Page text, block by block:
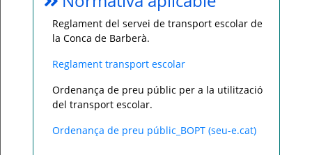
Reglament del servei de transport escolar de
la Conca de Barberà.
Reglament transport escolar
Ordenança de preu públic per a la utilització
del transport escolar.
Ordenança de preu públic_BOPT (seu-e.cat)